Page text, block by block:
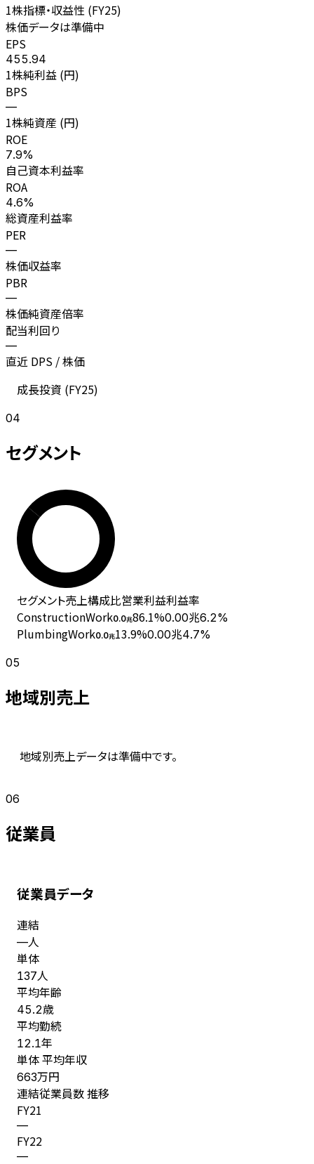
1株指標・収益性 (FY25)
株価データは準備中
EPS
455.94
1株純利益 (円)
BPS
—
1株純資産 (円)
ROE
7.9%
自己資本利益率
ROA
4.6%
総資産利益率
PER
—
株価収益率
PBR
—
株価純資産倍率
配当利回り
—
直近 DPS / 株価
成長投資 (FY25)
04
セグメント
セグメント売上構成比営業利益利益率
ConstructionWork0.0兆86.1%0.00兆6.2%
PlumbingWork0.0兆13.9%0.00兆4.7%
05
地域別売上
地域別売上データは準備中です。
06
従業員
従業員データ
連結
—人
単体
137人
平均年齢
45.2歳
平均勤続
12.1年
単体 平均年収
663万円
連結従業員数 推移
FY21
—
FY22
—